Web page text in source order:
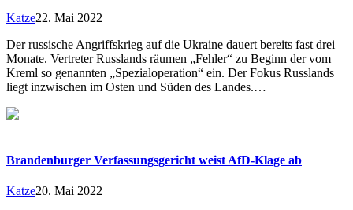
Katze22. Mai 2022
Der russische Angriffskrieg auf die Ukraine dauert bereits fast drei
Monate. Vertreter Russlands räumen „Fehler“ zu Beginn der vom
Kreml so genannten „Spezialoperation“ ein. Der Fokus Russlands
liegt inzwischen im Osten und Süden des Landes.…
Brandenburger Verfassungsgericht weist AfD-Klage ab
Katze20. Mai 2022